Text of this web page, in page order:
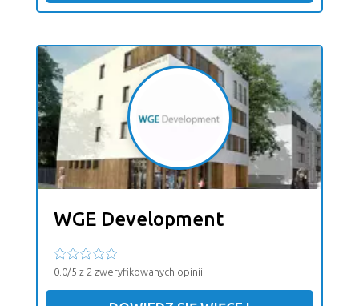
WGE Development
0.0/5 z 2 zweryfikowanych opinii